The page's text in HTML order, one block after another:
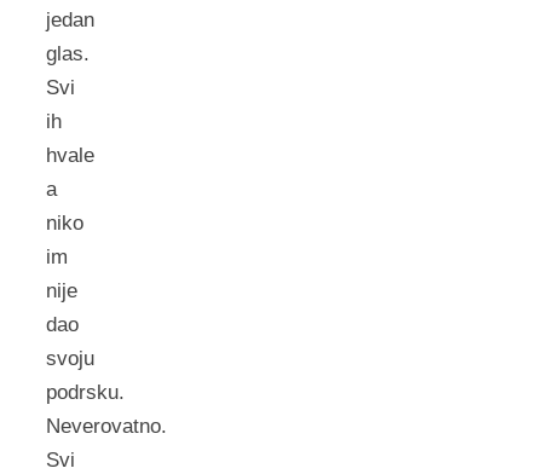
jedan
glas.
Svi
ih
hvale
a
niko
im
nije
dao
svoju
podrsku.
Neverovatno.
Svi